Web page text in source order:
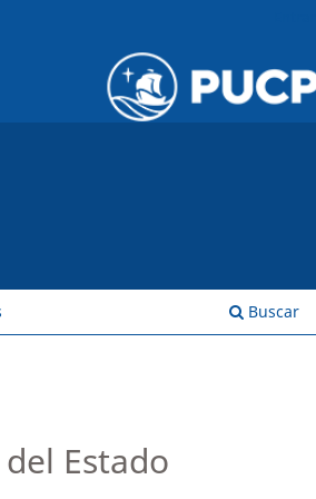
Buscar
Estado